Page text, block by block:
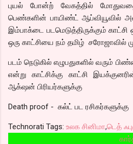
புயல் போன்ற் வேகத்தில்
பெண்களின் பாயிண்ட் ஆப்வியூவில்
இம்பாக்டை படமெடுத்திருக்கும்
ஒரு காட்சியை நம் தமிழ் சரோஜாவில்
படம் நெடுகில் எழுபதுகளில் வரும்
என்று காட்சிக்கு காட்சி
ஆக்‌ஷன் பிரியர்களுக்கு
Death proof - கல்ட் பட ரசிகர்களுக்கு
Technorati Tags: உலக சினிமா,டெத்
கார்த்திக்